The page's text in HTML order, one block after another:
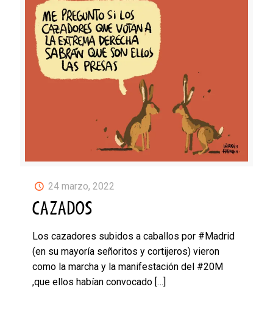
24 marzo, 2022
CAZADOS
Los cazadores subidos a caballos por #Madrid
(en su mayoría señoritos y cortijeros) vieron
como la marcha y la manifestación del #20M
,que ellos habían convocado […]